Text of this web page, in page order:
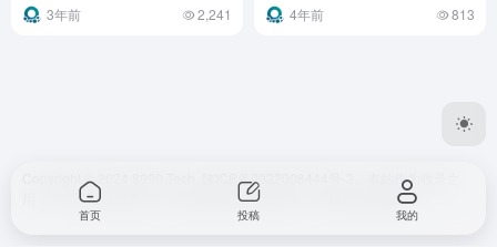
3年前 2,241 4年前 813
Copyright © 2024 8090.Tech. 陕ICP备2022008444号-3
。本站作为收录之
用，不对任何站点负责。若对某些站点存在异议，请联系我们删除。
首页 投稿 我的